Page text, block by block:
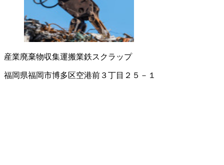
産業廃棄物収集運搬業鉄スクラップ
福岡県福岡市博多区空港前３丁目２５－１